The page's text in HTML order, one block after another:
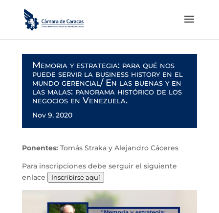
Memoria y estrategia: para qué nos
puede servir la business history en el
mundo gerencial/ En las buenas y en
las malas: panorama histórico de los
negocios en Venezuela.
Nov 9, 2020
Ponentes: Tomás Straka y Alejandro Cáceres
Para inscripciones debe serguir el siguiente
enlace
Inscribirse aquí